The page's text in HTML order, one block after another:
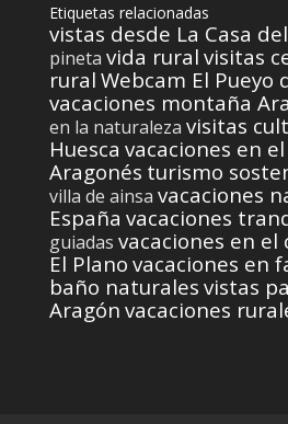
Etiquetas relacionadas
vistas desde La Casa
pineta vida rural visitas
rural Webcam El Pueyo
vacaciones montaña
en la naturaleza visitas
Huesca vacaciones en
Aragonés turismo
villa de ainsa vacaciones
España vacaciones
guiadas vacaciones en el
El Plano vacaciones en
baño naturales vistas
Aragón vacaciones